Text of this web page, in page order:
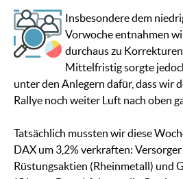
Insbesondere dem
Vorwoche entnahmen
durchaus zu
Mittelfristig sorgte
unter den Anlegern dafür, dass wir
Rallye noch weiter Luft nach oben
Tatsächlich mussten wir diese
DAX um 3,2% verkraften: Versorger
Rüstungsaktien (Rheinmetall) und